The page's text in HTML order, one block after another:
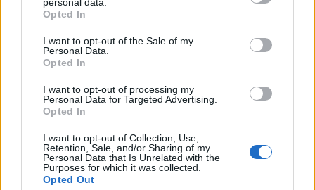
Opted In
I want to opt-out of the Sale of my
Personal Data.
Opted In
I want to opt-out of processing my
Personal Data for Targeted Advertising.
Opted In
I want to opt-out of Collection, Use,
Retention, Sale, and/or Sharing of my
Personal Data that Is Unrelated with the
Purposes for which it was collected.
Opted Out
30/09/2014 11:14 •Ptrck D
Bonjour,
J'habite à Villeurbanne et je prends le train A/R
régulièrement en direction de Grenoble, Saint
Jean de Maurienne, Albertville ou Bourg Saint
Maurice pour gravir les cols des Alpes et je fais
généralement des parcours sur une seule journée
pour des questions de coûts.